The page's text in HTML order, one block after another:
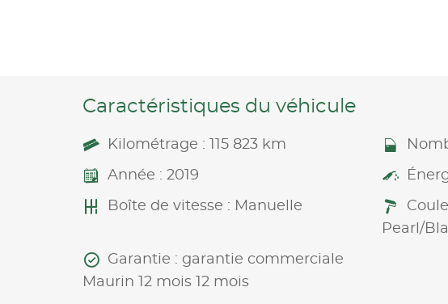
Caractéristiques du véhicule
Kilométrage : 115 823 km
Année : 2019
Boîte de vitesse : Manuelle
Pearl/
Garantie : garantie commerciale
Maurin 12 mois 12 mois